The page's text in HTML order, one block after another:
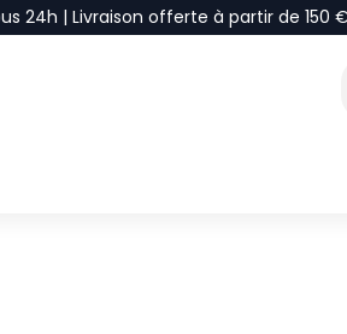
24h | Livraison offerte à partir de